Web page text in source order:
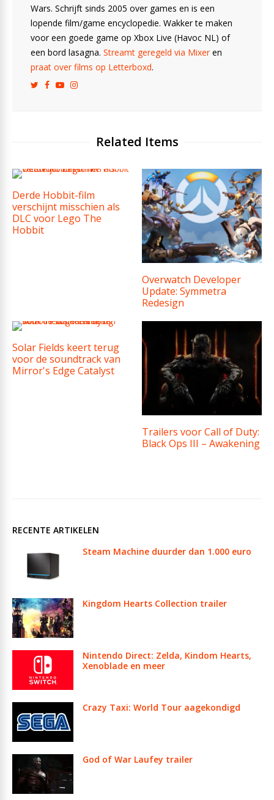
Wars. Schrijft sinds 2005 over games en is een
lopende film/game encyclopedie. Wakker te maken
voor een goede game op Xbox Live (Havoc NL) of
een bord lasagna. Streamt geregeld via Mixeren
praat over films op Letterboxd.
Related Items
Derde Hobbit-film
verschijnt misschien als
DLC voor Lego The
Hobbit
Overwatch Developer
Update: Symmetra
Redesign
Solar Fields keert terug
voor de soundtrack van
Mirror's Edge Catalyst
Trailers voor Call of Duty:
Black Ops III – Awakening
RECENTE ARTIKELEN
Steam Machine duurder dan 1.000 euro
Kingdom Hearts Collection trailer
Nintendo Direct: Zelda, Kindom Hearts,
Xenoblade en meer
Crazy Taxi: World Tour aagekondigd
God of War Laufey trailer